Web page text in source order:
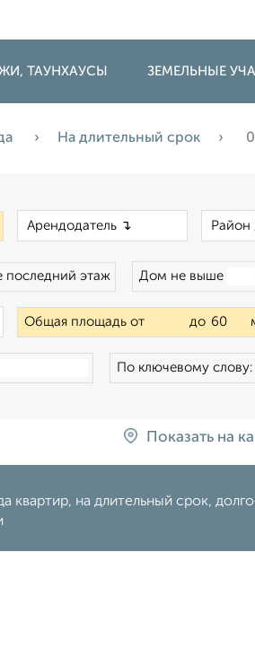
ТАУНХАУСЫ ЗЕМЕЛЬНЫЕ
На длительный срок 0
последний этаж Дом не выше
Общая площадь от до
По ключевому слову:
Показать на
квартир, на длительный срок,